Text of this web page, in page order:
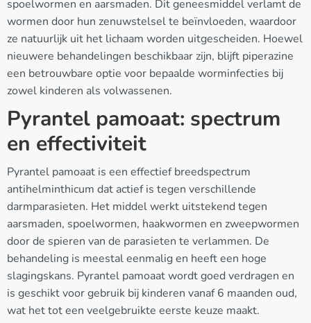
spoelwormen en aarsmaden. Dit geneesmiddel verlamt de
wormen door hun zenuwstelsel te beïnvloeden, waardoor
ze natuurlijk uit het lichaam worden uitgescheiden. Hoewel
nieuwere behandelingen beschikbaar zijn, blijft piperazine
een betrouwbare optie voor bepaalde worminfecties bij
zowel kinderen als volwassenen.
Pyrantel pamoaat: spectrum
en effectiviteit
Pyrantel pamoaat is een effectief breedspectrum
antihelminthicum dat actief is tegen verschillende
darmparasieten. Het middel werkt uitstekend tegen
aarsmaden, spoelwormen, haakwormen en zweepwormen
door de spieren van de parasieten te verlammen. De
behandeling is meestal eenmalig en heeft een hoge
slagingskans. Pyrantel pamoaat wordt goed verdragen en
is geschikt voor gebruik bij kinderen vanaf 6 maanden oud,
wat het tot een veelgebruikte eerste keuze maakt.